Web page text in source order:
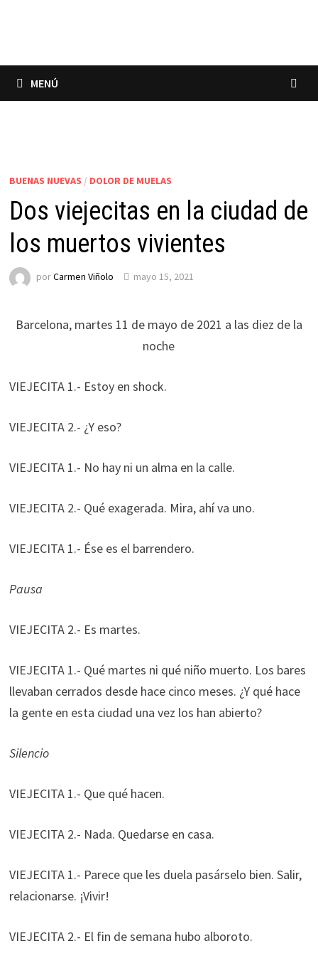
MENÚ
BUENAS NUEVAS / DOLOR DE MUELAS
Dos viejecitas en la ciudad de
los muertos vivientes
porCarmen Viñolo mayo 15, 2021
Barcelona, martes 11 de mayo de 2021 a las diez de la
noche
VIEJECITA 1.- Estoy en shock.
VIEJECITA 2.- ¿Y eso?
VIEJECITA 1.- No hay ni un alma en la calle.
VIEJECITA 2.- Qué exagerada. Mira, ahí va uno.
VIEJECITA 1.- Ése es el barrendero.
Pausa
VIEJECITA 2.- Es martes.
VIEJECITA 1.- Qué martes ni qué niño muerto. Los bares
llevaban cerrados desde hace cinco meses. ¿Y qué hace
la gente en esta ciudad una vez los han abierto?
Silencio
VIEJECITA 1.- Que qué hacen.
VIEJECITA 2.- Nada. Quedarse en casa.
VIEJECITA 1.- Parece que les duela pasárselo bien. Salir,
relacionarse. ¡Vivir!
VIEJECITA 2.- El fin de semana hubo alboroto.